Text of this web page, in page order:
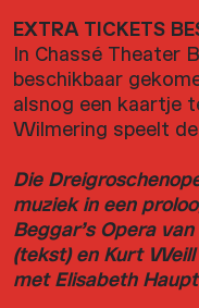
EXTRA TICKETS
In Chassé Theater
beschikbaar
alsnog een kaartje
Wilmering speelt
Die
muziek in een
Beggar’s Opera
(tekst) en Kurt
met Elisabeth